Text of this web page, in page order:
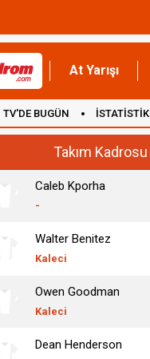
At Yarışı
TV'DE BUGÜN İSTATİSTİK
Takım Kadrosu
Caleb Kporha
-
Walter Benitez
Kaleci
Owen Goodman
Kaleci
Dean Henderson